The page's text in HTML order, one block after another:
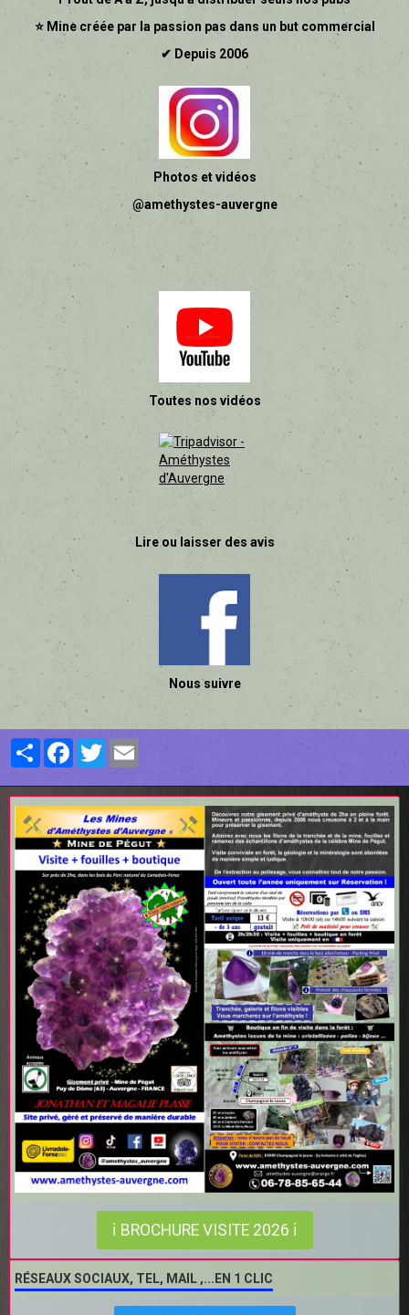
⭐ Mine créée par la passion pas dans un but commercial
✔ Depuis 2006
Photos et vidéos
@amethystes-auvergne
Toutes nos vidéos
Lire ou laisser des avis
Nous suivre
PartagerFacebookTwitter
ℹ BROCHURE VISITE 2026 ℹ
RÉSEAUX SOCIAUX, TEL, MAIL ,...EN 1 CLIC